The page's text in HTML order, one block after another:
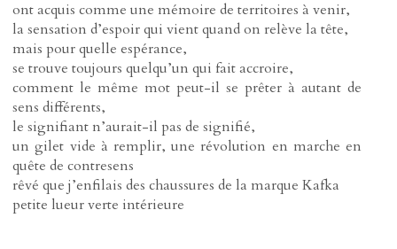
ont acquis comme une mémoire de territoires à venir,
la sensation d’espoir qui vient quand on relève la tête,
mais pour quelle espérance,
se trouve toujours quelqu’un qui fait accroire,
comment le même mot peut-il se prêter à autant de
sens différents,
le signifiant n’aurait-il pas de signifié,
un gilet vide à remplir, une révolution en marche en
quête de contresens
rêvé que j’enfilais des chaussures de la marque Kafka
petite lueur verte intérieure